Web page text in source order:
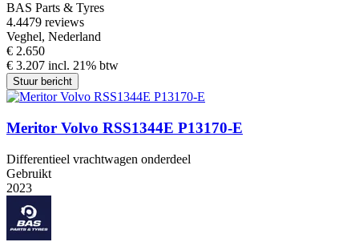
BAS Parts & Tyres
4.4479 reviews
Veghel, Nederland
€ 2.650
€ 3.207 incl. 21% btw
Stuur bericht
Meritor Volvo RSS1344E P13170-E
Differentieel vrachtwagen onderdeel
Gebruikt
2023